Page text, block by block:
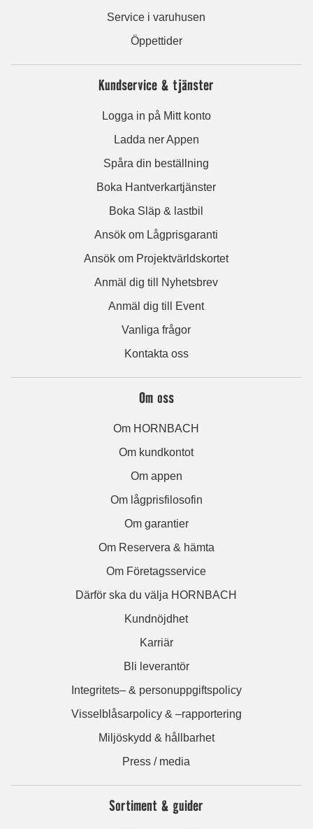
Service i varuhusen
Öppettider
Kundservice & tjänster
Logga in på Mitt konto
Ladda ner Appen
Spåra din beställning
Boka Hantverkartjänster
Boka Släp & lastbil
Ansök om Lågprisgaranti
Ansök om Projektvärldskortet
Anmäl dig till Nyhetsbrev
Anmäl dig till Event
Vanliga frågor
Kontakta oss
Om oss
Om HORNBACH
Om kundkontot
Om appen
Om lågprisfilosofin
Om garantier
Om Reservera & hämta
Om Företagsservice
Därför ska du välja HORNBACH
Kundnöjdhet
Karriär
Bli leverantör
Integritets– & personuppgiftspolicy
Visselblåsarpolicy & –rapportering
Miljöskydd & hållbarhet
Press / media
Sortiment & guider